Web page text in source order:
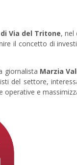
Via del Tritone, nel
il concetto di
giornalista Marzia
del settore,
operative e